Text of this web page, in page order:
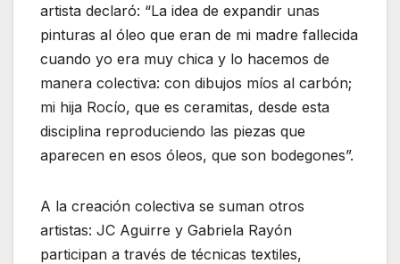
artista declaró: “La idea de expandir unas
pinturas al óleo que eran de mi madre fallecida
cuando yo era muy chica y lo hacemos de
manera colectiva: con dibujos míos al carbón;
mi hija Rocío, que es ceramitas, desde esta
disciplina reproduciendo las piezas que
aparecen en esos óleos, que son bodegones”.
A la creación colectiva se suman otros
artistas: JC Aguirre y Gabriela Rayón
participan a través de técnicas textiles,